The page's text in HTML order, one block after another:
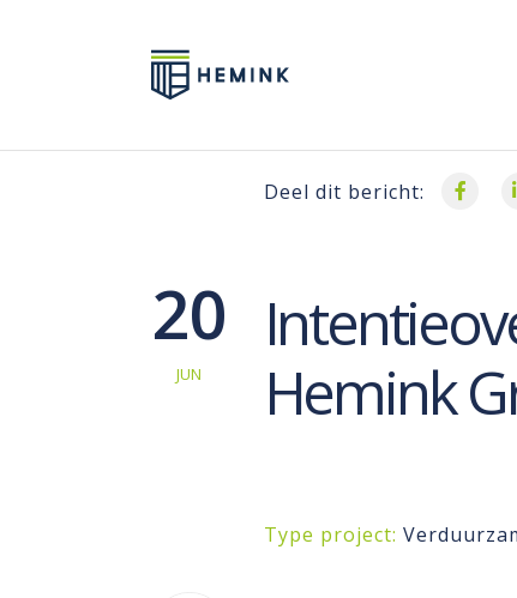
Deel dit bericht:
20
JUN
Hemink
Type project: